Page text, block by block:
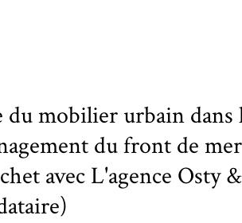
du mobilier urbain dans
du front de
avec L'agence Osty